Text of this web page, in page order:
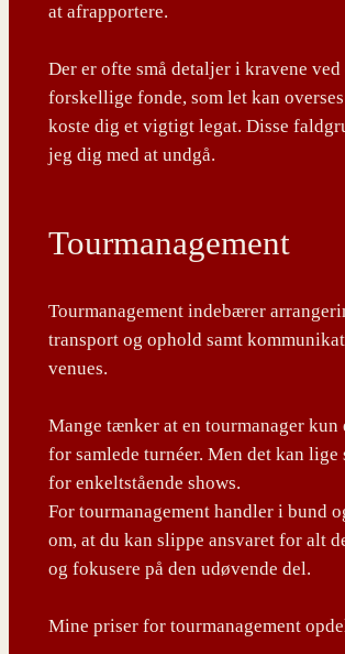
at afrapportere.
Der er ofte små detaljer i kravene ved
forskellige fonde, som let kan
koste dig et vigtigt legat. Disse
jeg dig med at undgå.
Tourmanagement
Tourmanagement indebærer
transport og ophold samt
venues.
Mange tænker at en tourmanager kun
for samlede turnéer. Men det kan lige
for enkeltstående shows.
For tourmanagement handler i bund
om, at du kan slippe ansvaret for alt
og fokusere på den udøvende del.
Mine priser for tourmanagement